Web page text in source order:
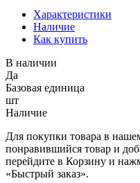
Характеристики
Наличие
Как купить
В наличии
Да
Базовая единица
шт
Наличие
Для покупки товара в
понравившийся товар и
перейдите в Корзину и
«Быстрый заказ».